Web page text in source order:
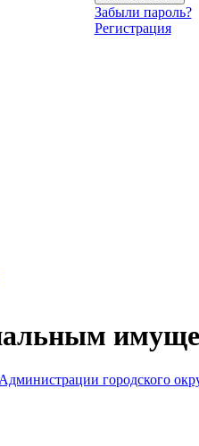
Забыли пароль?
Регистрация
городского